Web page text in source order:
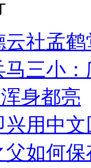
云社孟
三小
身都亮
用中
父如何